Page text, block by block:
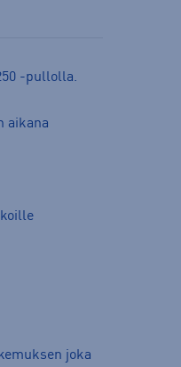
-pullolla.
aikana
joka